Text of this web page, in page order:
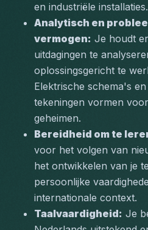
en industriële installaties.
Analytisch en
vermogen: Je houdt
uitdagingen te
oplossingsgericht te
Elektrische schema's
tekeningen vormen
geheimen.
Bereidheid om te
voor het volgen van
het ontwikkelen van je
persoonlijke
internationale context.
Taalvaardigheid: Je